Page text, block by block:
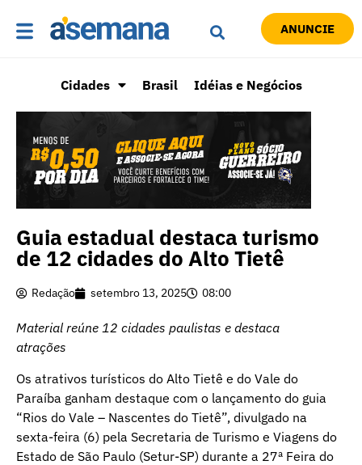
ANUNCIE
Cidades Brasil Idéias e Negócios
Guia estadual destaca turismo
de 12 cidades do Alto Tietê
Redação setembro 13, 2025 08:00
Material reúne 12 cidades paulistas e destaca
atrações
Os atrativos turísticos do Alto Tietê e do Vale do
Paraíba ganham destaque com o lançamento do guia
“Rios do Vale – Nascentes do Tietê”, divulgado na
sexta-feira (6) pela Secretaria de Turismo e Viagens do
Estado de São Paulo (Setur-SP) durante a 27ª Feira do